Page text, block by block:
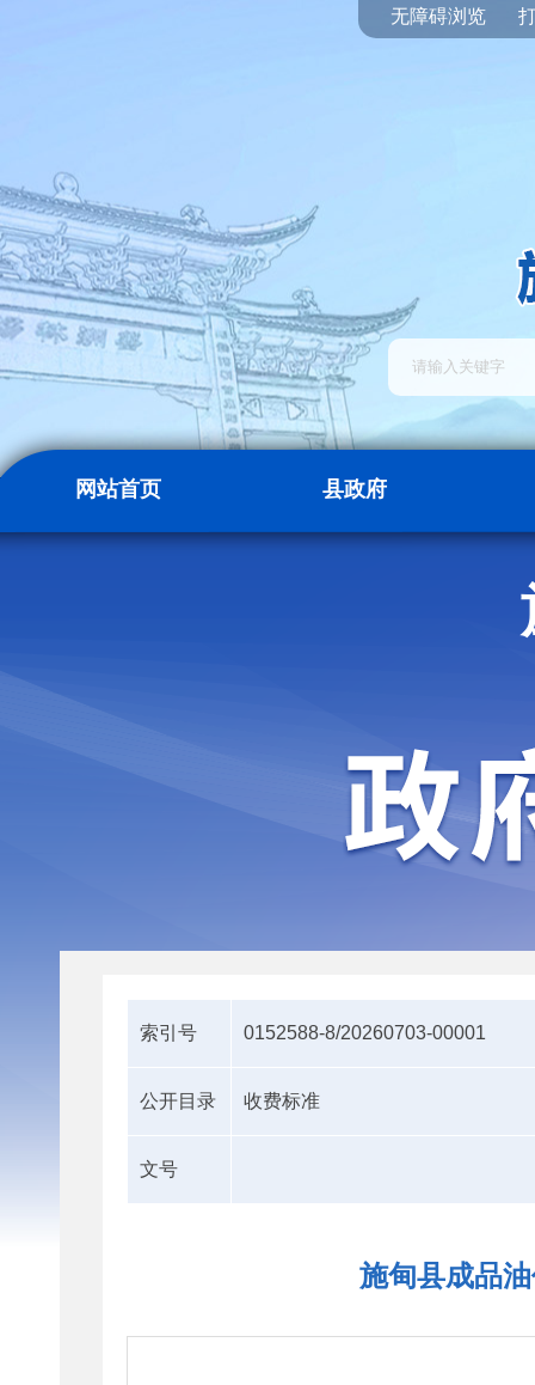
无障碍浏览
网站首页 县政府
索引号 0152588-8/20260703-00001
公开目录 收费标准
文号
施甸县成品